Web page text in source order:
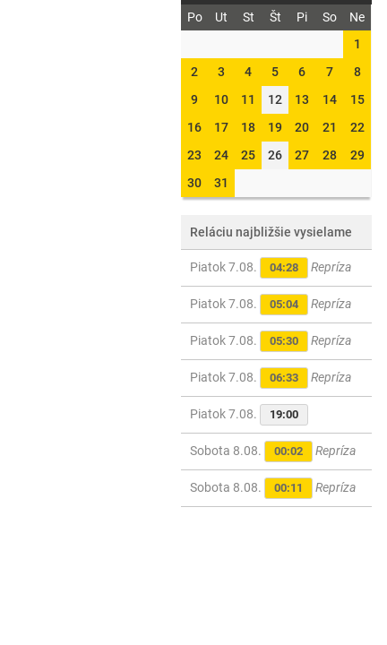
Po Ut St Št Pi So
Ne
1
2
3 4 5 6 7
8
9
10 11 12 13 14
15
16
17 18 19 20 21
22
23
24 25 26 27 28
29
30
31
Reláciu najbližšie vysielame
Piatok 7.08. 04:28 Repríza
Piatok 7.08. 05:04 Repríza
Piatok 7.08. 05:30 Repríza
Piatok 7.08. 06:33 Repríza
Piatok 7.08. 19:00
Sobota 8.08. 00:02 Repríza
Sobota 8.08. 00:11 Repríza